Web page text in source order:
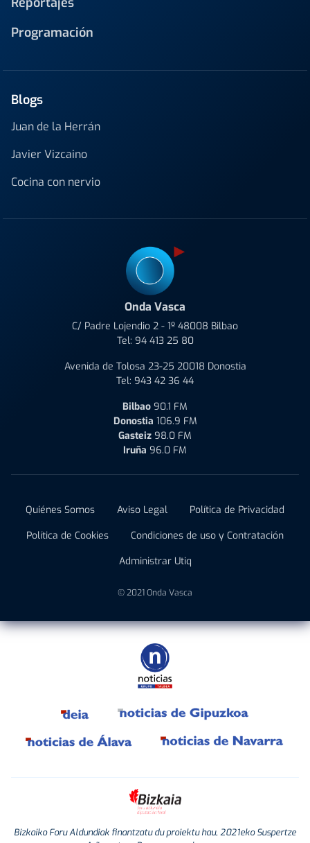
Programación
Blogs
Juan de la Herrán
Javier Vizcaino
Cocina con nervio
Onda Vasca
C/ Padre Lojendio 2 - 1º 48008 Bilbao
Tel: 94 413 25 80
Avenida de Tolosa 23-25 20018 Donostia
Tel: 943 42 36 44
Bilbao 90.1 FM
Donostia 106.9 FM
Gasteiz 98.0 FM
Iruña 96.0 FM
Quiénes Somos Aviso Legal
Política de Privacidad
Política de Cookies
Condiciones de uso y Contratación
Administrar Utiq
© 2021 Onda Vasca
Bizkaiko Foru Aldundiak finantzatu du proiektu hau, 2021eko Suspertze